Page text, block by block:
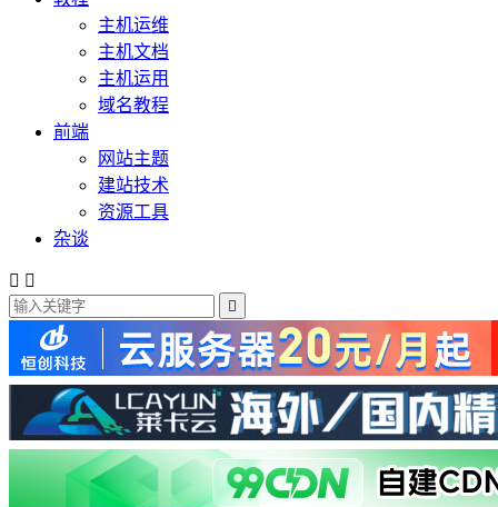
主机运维
主机文档
主机运用
域名教程
前端
网站主题
建站技术
资源工具
杂谈
 
